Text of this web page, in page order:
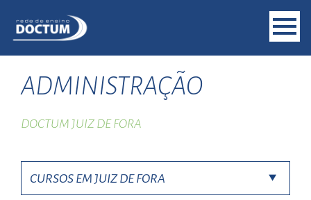
ADMINISTRAÇÃO
DOCTUM JUIZ DE FORA